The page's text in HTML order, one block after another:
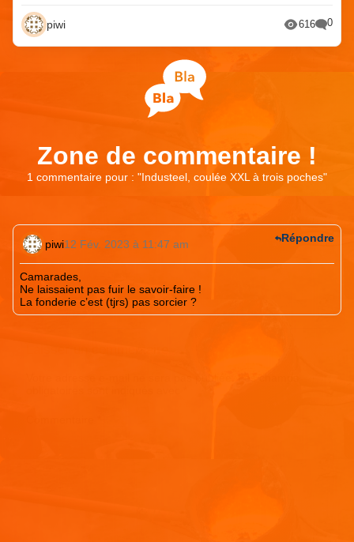
piwi 616 0
Zone de commentaire !
1 commentaire pour : "Industeel, coulée XXL à trois poches"
piwi12 Fév. 2023 à 11:47 am
Camarades,
Ne laissaient pas fuir le savoir-faire !
La fonderie c’est (tjrs) pas sorcier ?
Répondre